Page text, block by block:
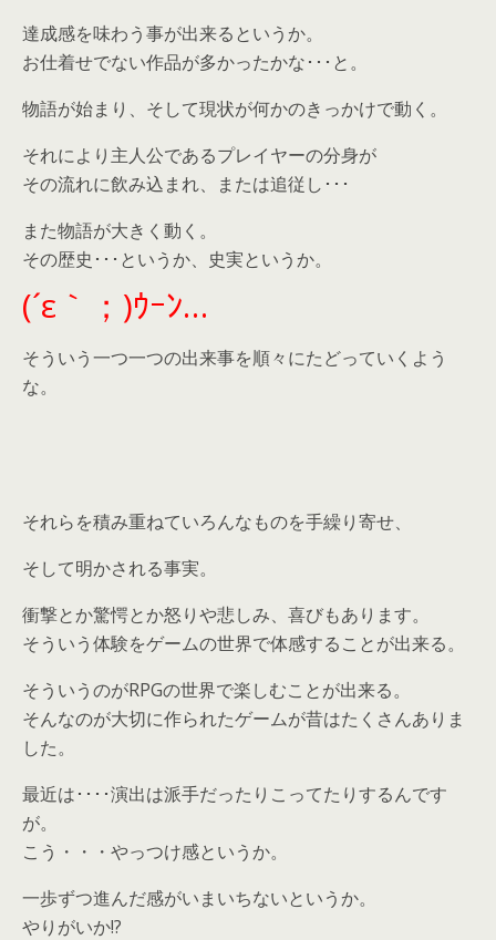
達成感を味わう事が出来るというか。
お仕着せでない作品が多かったかな･･･と。
物語が始まり、そして現状が何かのきっかけで動く。
それにより主人公であるプレイヤーの分身が
その流れに飲み込まれ、または追従し･･･
また物語が大きく動く。
その歴史･･･というか、史実というか。
(´ε｀；)ｳｰﾝ…
そういう一つ一つの出来事を順々にたどっていくよう
な。
それらを積み重ねていろんなものを手繰り寄せ、
そして明かされる事実。
衝撃とか驚愕とか怒りや悲しみ、喜びもあります。
そういう体験をゲームの世界で体感することが出来る。
そういうのがRPGの世界で楽しむことが出来る。
そんなのが大切に作られたゲームが昔はたくさんありま
した。
最近は････演出は派手だったりこってたりするんです
が。
こう・・・やっつけ感というか。
一歩ずつ進んだ感がいまいちないというか。
やりがいか!?